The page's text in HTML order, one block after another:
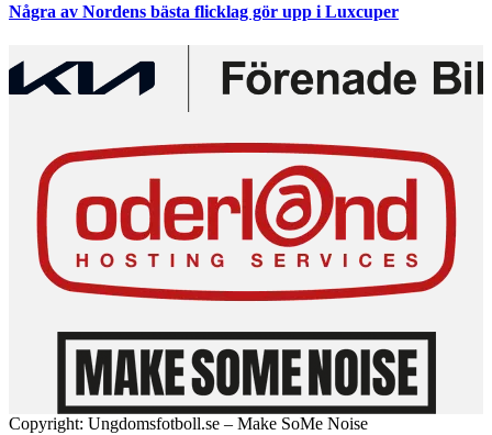
Några av Nordens bästa flicklag gör upp i Luxcuper
Copyright: Ungdomsfotboll.se – Make SoMe Noise